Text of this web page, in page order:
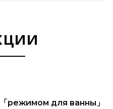
режимом для ванны」